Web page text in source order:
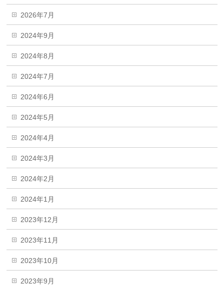
2026年7月
2024年9月
2024年8月
2024年7月
2024年6月
2024年5月
2024年4月
2024年3月
2024年2月
2024年1月
2023年12月
2023年11月
2023年10月
2023年9月